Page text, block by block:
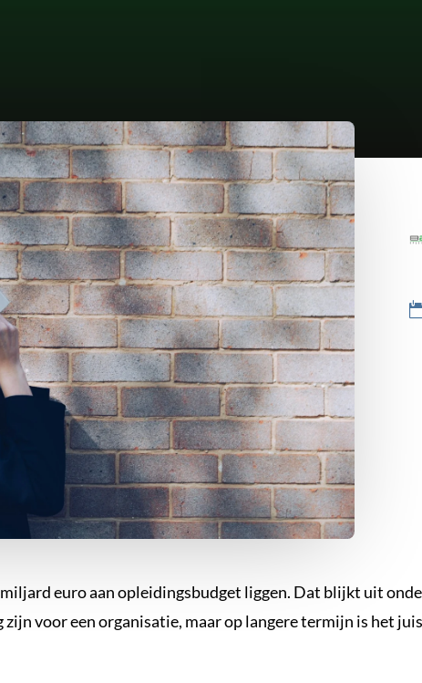
euro aan opleidingsbudget liggen. Dat blijkt uit
voor een organisatie, maar op langere termijn is het